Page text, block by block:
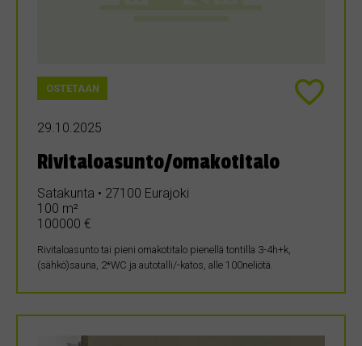
OSTETAAN
29.10.2025
Rivitaloasunto/omakotitalo
Satakunta • 27100 Eurajoki
100 m²
100000 €
Rivitaloasunto tai pieni omakotitalo pienellä tontilla 3-4h+k,
(sähkö)sauna, 2*WC ja autotalli/-katos, alle 100neliötä.